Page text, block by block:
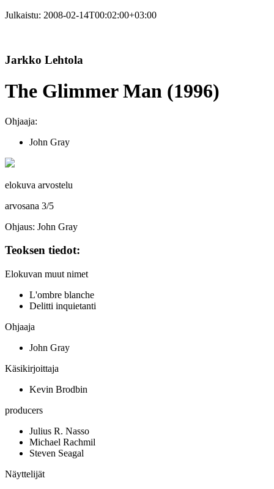
Julkaistu: 2008-02-14T00:02:00+03:00
Jarkko Lehtola
The Glimmer Man (1996)
Ohjaaja:
John Gray
elokuva arvostelu
arvosana 3/5
Ohjaus: John Gray
Teoksen tiedot:
Elokuvan muut nimet
L'ombre blanche
Delitti inquietanti
Ohjaaja
John Gray
Käsikirjoittaja
Kevin Brodbin
producers
Julius R. Nasso
Michael Rachmil
Steven Seagal
Näyttelijät